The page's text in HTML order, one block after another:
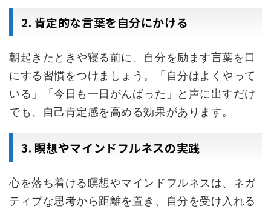
2. 肯定的な言葉を自分にかける
朝起きたときや寝る前に、自分を励ます言葉を口
にする習慣をつけましょう。「自分はよくやって
いる」「今日も一日がんばった」と声に出すだけ
でも、自己肯定感を高める効果があります。
3. 瞑想やマインドフルネスの実践
心を落ち着ける瞑想やマインドフルネスは、ネガ
ティブな思考から距離を置き、自分を受け入れる